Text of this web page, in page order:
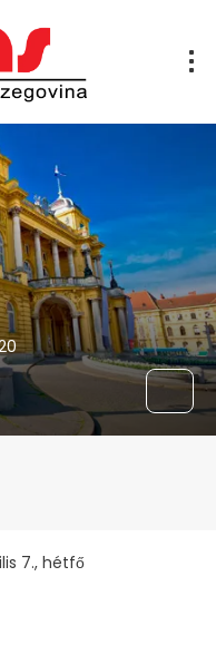
7., hétfő